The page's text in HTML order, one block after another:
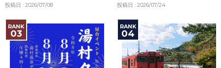
投稿日 : 2026/07/08 投稿日 : 2026/07/24